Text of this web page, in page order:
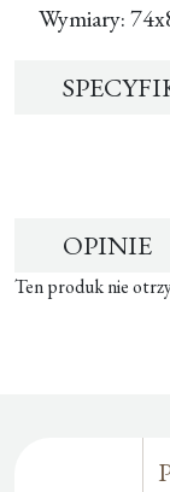
Wymiary:
OPINIE
Ten produk nie